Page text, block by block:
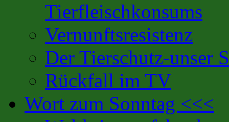
Tierfleischkonsums
Vernunftsresistenz
Der Tierschutz-unser
Rückfall im TV
Wort zum Sonntag <<<